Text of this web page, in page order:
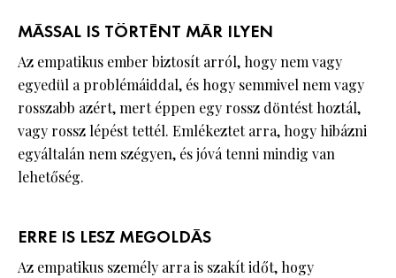
MÁSSAL IS TÖRTÉNT MÁR ILYEN
Az empatikus ember biztosít arról, hogy nem vagy
egyedül a problémáiddal, és hogy semmivel nem vagy
rosszabb azért, mert éppen egy rossz döntést hoztál,
vagy rossz lépést tettél. Emlékeztet arra, hogy hibázni
egyáltalán nem szégyen, és jóvá tenni mindig van
lehetőség.
ERRE IS LESZ MEGOLDÁS
Az empatikus személy arra is szakít időt, hogy